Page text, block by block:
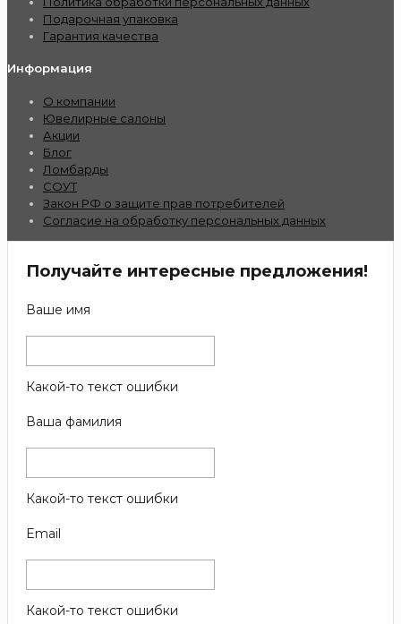
Подарочная упаковка
Гарантия качества
Информация
О компании
Ювелирные салоны
Акции
Блог
Ломбарды
СОУТ
Закон РФ о защите прав потребителей
Согласие на обработку персональных данных
Получайте интересные предложения!
Ваше имя
Какой-то текст ошибки
Ваша фамилия
Какой-то текст ошибки
Email
Какой-то текст ошибки